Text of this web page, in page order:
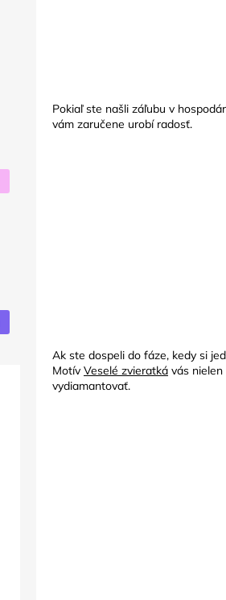
Pokiaľ ste našli záľubu v
vám zaručene urobí radosť.
Ak ste dospeli do fáze, kedy si
Motív Veselé zvieratká vás
vydiamantovať.